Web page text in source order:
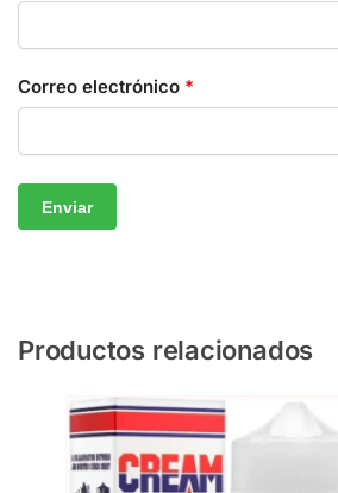
Correo electrónico *
Productos relacionados